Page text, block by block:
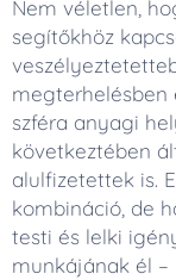
Nem véletlen,
segítőkhöz
megterhelésben
szféra anyagi
következtében
alulfizetettek is.
kombináció, de
testi és lelki
munkájának él